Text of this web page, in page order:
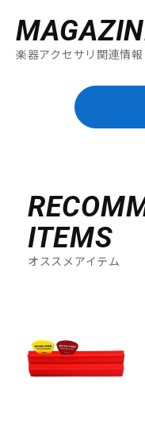
楽器アクセサリ関連情報
ITEMS
オススメアイテム